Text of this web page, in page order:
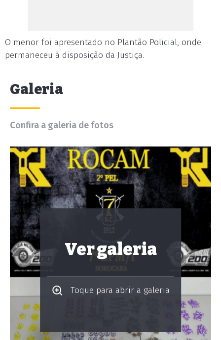
O menor foi apresentado no Plantão Policial, onde
permaneceu à disposição da Justiça.
Galeria
Confira a galeria de fotos
Ver galeria
Toque para abrir a galeria